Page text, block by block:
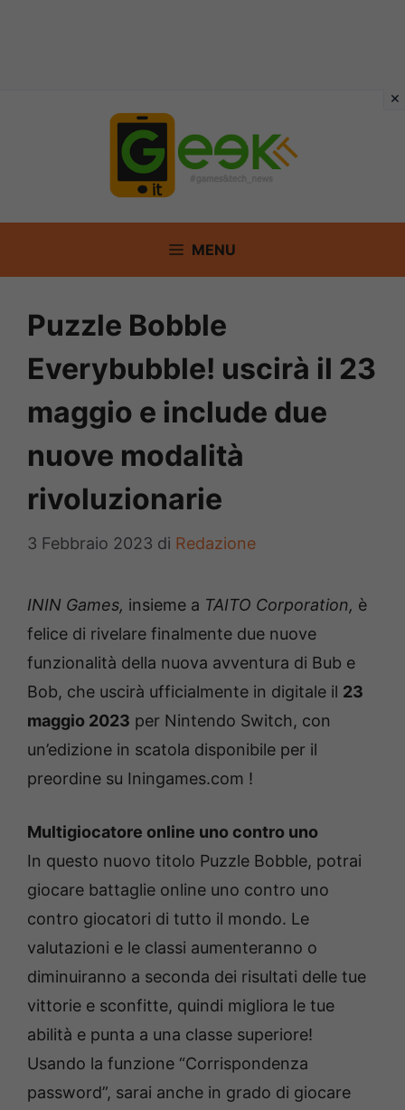
MENU
Puzzle Bobble
Everybubble! uscirà il 23
maggio e include due
nuove modalità
rivoluzionarie
3 Febbraio 2023 di Redazione
ININ Games, insieme a TAITO Corporation, è
felice di rivelare finalmente due nuove
funzionalità della nuova avventura di Bub e
Bob, che uscirà ufficialmente in digitale il 23
maggio 2023 per Nintendo Switch, con
un’edizione in scatola disponibile per il
preordine su Iningames.com !
Multigiocatore online uno contro uno
In questo nuovo titolo Puzzle Bobble, potrai
giocare battaglie online uno contro uno
contro giocatori di tutto il mondo. Le
valutazioni e le classi aumenteranno o
diminuiranno a seconda dei risultati delle tue
vittorie e sconfitte, quindi migliora le tue
abilità e punta a una classe superiore!
Usando la funzione “Corrispondenza
password”, sarai anche in grado di giocare